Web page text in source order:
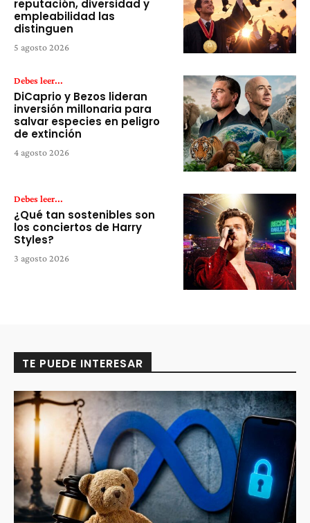
reputación, diversidad y
empleabilidad las
distinguen
5 agosto 2026
Debes leer...
DiCaprio y Bezos lideran
inversión millonaria para
salvar especies en peligro
de extinción
4 agosto 2026
Debes leer...
¿Qué tan sostenibles son
los conciertos de Harry
Styles?
3 agosto 2026
TE PUEDE INTERESAR